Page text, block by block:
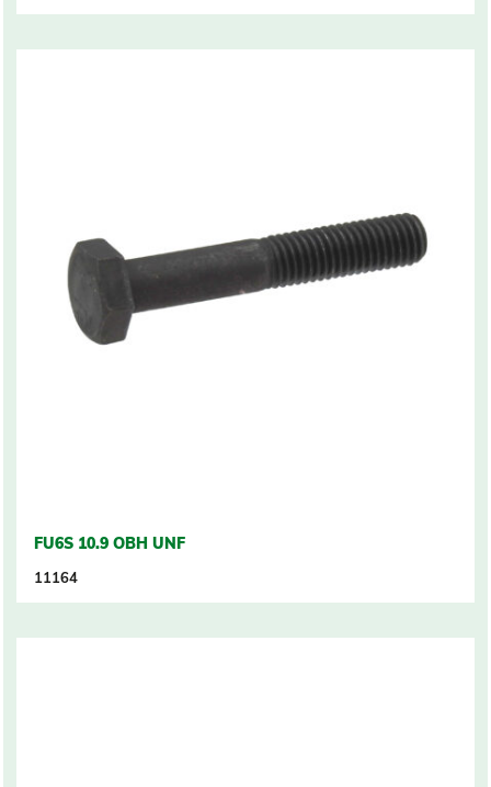
FU6S 10.9 OBH UNF
11164